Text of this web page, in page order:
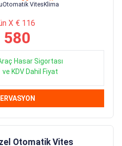
Otomatik VitesKlima
X € 116
580
Hasar Sigortası
ve KDV Dahil Fiyat
Otomatik Vites